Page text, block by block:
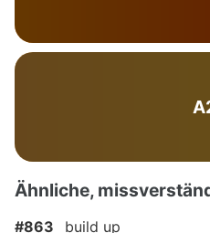
Ähnliche,
#863 build up